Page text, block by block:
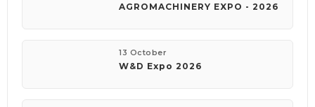
AGROMACHINERY EXPO - 2026
13 October
W&D Expo 2026